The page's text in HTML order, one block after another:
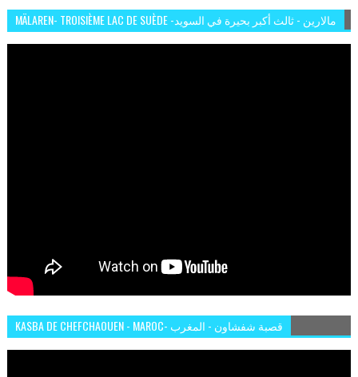
MÄLAREN- TROISIÈME LAC DE SUÈDE -مالارين - ثالث أكبر بحيرة في السويد
KASBA DE CHEFCHAOUEN - MAROC- قصبة شفشاون - المغرب